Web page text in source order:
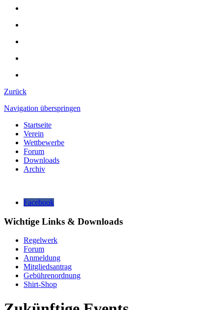
Zurück
Navigation überspringen
Startseite
Verein
Wettbewerbe
Forum
Downloads
Archiv
Facebook
Wichtige Links & Downloads
Regelwerk
Forum
Anmeldung
Mitgliedsantrag
Gebührenordnung
Shirt-Shop